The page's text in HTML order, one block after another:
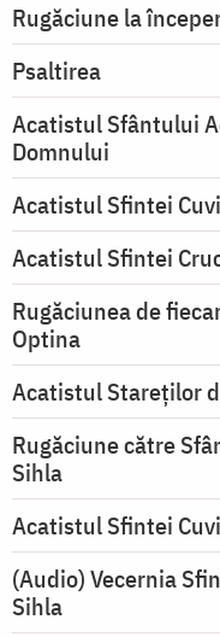
Rugăciune la
Psaltirea
Acatistul Sfântului
Domnului
Acatistul Sfintei
Acatistul Sfintei
Rugăciunea de
Optina
Acatistul Stareţilor
Rugăciune către
Sihla
Acatistul Sfintei
(Audio) Vecernia
Sihla